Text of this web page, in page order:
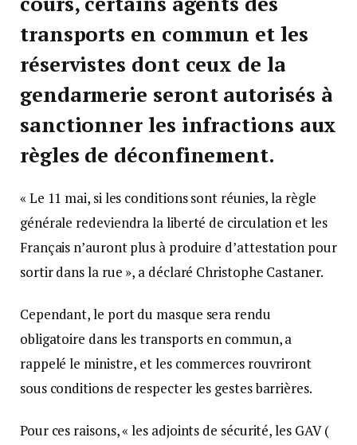
transports en commun et les
réservistes dont ceux de la
gendarmerie seront autorisés à
sanctionner les infractions aux
règles de déconfinement.
« Le 11 mai, si les conditions sont réunies, la règle
générale redeviendra la liberté de circulation et les
Français n’auront plus à produire d’attestation pour
sortir dans la rue », a déclaré Christophe Castaner.
Cependant, le port du masque sera rendu
obligatoire dans les transports en commun, a
rappelé le ministre, et les commerces rouvriront
sous conditions de respecter les gestes barrières.
Pour ces raisons, « les adjoints de sécurité, les GAV (